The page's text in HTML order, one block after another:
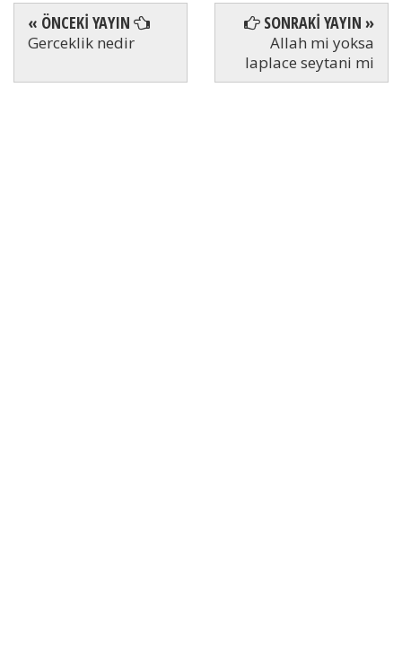
« ÖNCEKİ YAYIN
Gerceklik nedir
SONRAKİ YAYIN »
Allah mi yoksa
laplace seytani mi